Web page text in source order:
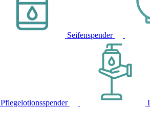
Seifenspender
Pflegelotionsspender